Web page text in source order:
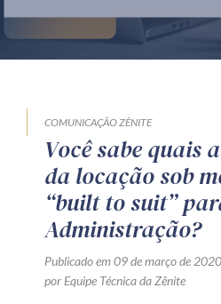
Produtos e
Orientação por
Mentoria
Zênite
Eventos
COMUNICAÇÃO ZÊNITE
Você sabe quais
da locação sob
“built to suit”
Administração?
Publicado em 09 de março de 2020
por Equipe Técnica da Zênite